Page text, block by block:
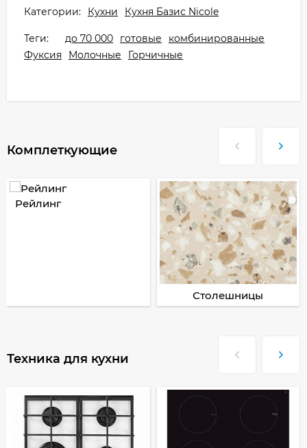
Категории: Кухни Кухня Базис Nicole
Теги: до 70 000 готовые
комбинированные
Фуксия
Молочные Горчичные
Комплеткующие
Рейлинг
Столешницы
Техника для кухни